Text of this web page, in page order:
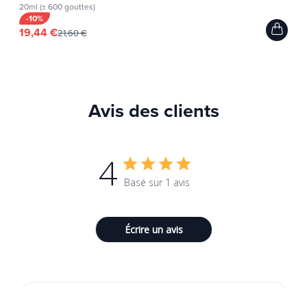
20ml (± 600 gouttes)
-10%
19,44 €21,60 €
Avis des clients
4 Basé sur 1 avis
Écrire un avis